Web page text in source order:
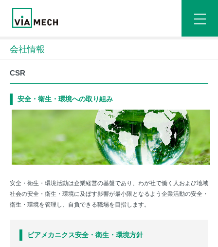
会社情報
CSR
安全・衛生・環境への取り組み
安全・衛生・環境活動は企業経営の基盤であり、わが社で働く人および地域
社会の安全・衛生・環境に及ぼす影響が最小限となるよう企業活動の安全・
衛生・環境を管理し、自負できる職場を目指します。
ビアメカニクス安全・衛生・環境方針